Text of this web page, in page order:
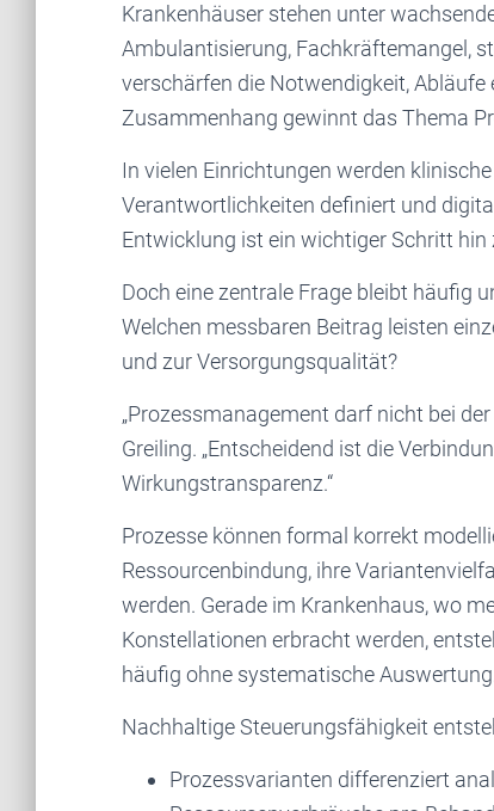
Krankenhäuser stehen unter
Ambulantisierung, Fachkräftemangel,
verschärfen die Notwendigkeit,
Zusammenhang gewinnt das Thema
In vielen Einrichtungen werden
Verantwortlichkeiten definiert und
Entwicklung ist ein wichtiger Schritt
Doch eine zentrale Frage bleibt häufig
Welchen messbaren Beitrag leisten
und zur Versorgungsqualität?
„Prozessmanagement darf nicht bei
Greiling. „Entscheidend ist die
Wirkungstransparenz.“
Prozesse können formal korrekt
Ressourcenbindung, ihre
werden. Gerade im Krankenhaus, wo
Konstellationen erbracht werden,
häufig ohne systematische
Nachhaltige Steuerungsfähigkeit
Prozessvarianten differenziert